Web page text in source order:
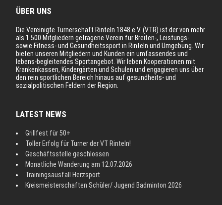
ÜBER UNS
Die Vereinigte Turnerschaft Rinteln 1848 e.V. (VTR) ist der von mehr
als 1.500 Mitgliedern getragene Verein für Breiten-, Leistungs-
sowie Fitness- und Gesundheitssport in Rinteln und Umgebung. Wir
bieten unseren Mitgliedern und Kunden ein umfassendes und
lebens-begleitendes Sportangebot. Wir leben Kooperationen mit
Krankenkassen, Kindergärten und Schulen und engagieren uns über
den rein sportlichen Bereich hinaus auf gesundheits- und
sozialpolitischen Feldern der Region.
LATEST NEWS
Grillfest für 50+
Toller Erfolg für Turner der VT Rinteln!
Geschäftsstelle geschlossen
Monatliche Wanderung am 12.07.2026
Trainingsausfall Herzsport
Kreismeisterschaften Schüler/ Jugend Badminton 2026